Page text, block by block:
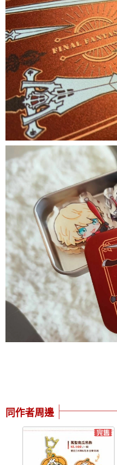
同作者周邊